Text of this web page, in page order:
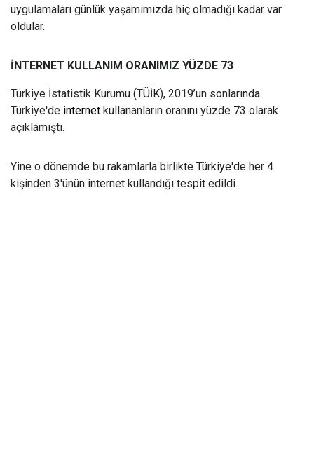
uygulamaları günlük yaşamımızda hiç olmadığı kadar var
oldular.
İNTERNET KULLANIM ORANIMIZ YÜZDE 73
Türkiye İstatistik Kurumu (TÜİK), 2019’un sonlarında
Türkiye'de internet kullananların oranını yüzde 73 olarak
açıklamıştı.
Yine o dönemde bu rakamlarla birlikte Türkiye'de her 4
kişinden 3'ünün internet kullandığı tespit edildi.